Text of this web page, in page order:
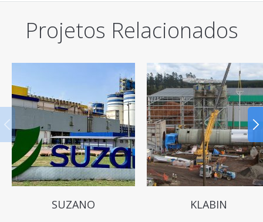
Projetos Relacionados
SUZANO KLABIN